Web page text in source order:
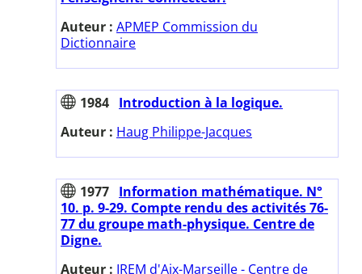
Auteur : APMEP Commission du
Dictionnaire
1984 Introduction à la logique.
Auteur : Haug Philippe-Jacques
1977 Information mathématique. N°
10. p. 9-29. Compte rendu des activités 76-
77 du groupe math-physique. Centre de
Digne.
Auteur : IREM d'Aix-Marseille - Centre de